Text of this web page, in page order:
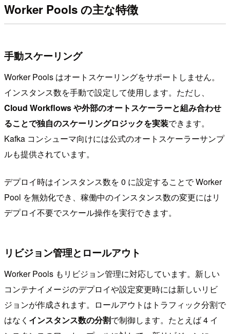
Worker Pools の主な特徴
手動スケーリング
Worker Pools はオートスケーリングをサポートしません。
インスタンス数を手動で設定して使用します。ただし、
Cloud Workflows や外部のオートスケーラーと組み合わせ
ることで独自のスケーリングロジックを実装できます。
Kafka コンシューマ向けには公式のオートスケーラーサンプ
ルも提供されています。
デプロイ時はインスタンス数を 0 に設定することで Worker
Pool を無効化でき、稼働中のインスタンス数の変更にはリ
デプロイ不要でスケール操作を実行できます。
リビジョン管理とロールアウト
Worker Pools もリビジョン管理に対応しています。新しい
コンテナイメージのデプロイや設定変更時には新しいリビ
ジョンが作成されます。ロールアウトはトラフィック分割で
はなく インスタンス数の分割で制御します。たとえば 4 イ